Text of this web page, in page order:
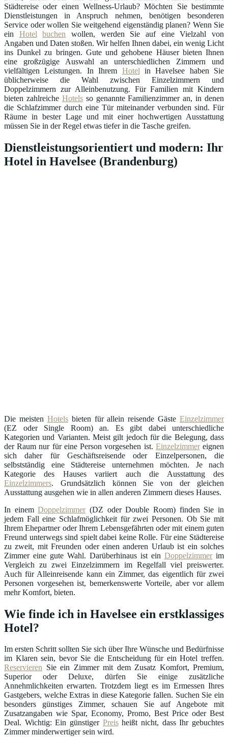
Städtereise oder einen Wellness-Urlaub? Möchten Sie bestimmte
Dienstleistungen in Anspruch nehmen, benötigen besonderen
Service oder wollen Sie weitgehend eigenständig planen? Wenn Sie
ein Hotel buchen wollen, werden Sie auf eine Vielzahl von
Angaben und Daten stoßen. Wir helfen Ihnen dabei, ein wenig Licht
ins Dunkel zu bringen. Gute und gehobene Häuser bieten Ihnen
eine großzügige Auswahl an unterschiedlichen Zimmern und
vielfältigen Leistungen. In Ihrem Hotel in Havelsee haben Sie
üblicherweise die Wahl zwischen Einzelzimmern und
Doppelzimmern zur Alleinbenutzung. Für Familien mit Kindern
bieten zahlreiche Hotelsso genannte Familienzimmer an, in denen
die Schlafzimmer durch eine Tür miteinander verbunden sind. Für
Räume in bester Lage und mit einer hochwertigen Ausstattung
müssen Sie in der Regel etwas tiefer in die Tasche greifen.
Dienstleistungsorientiert und modern: Ihr
Hotel in Havelsee (Brandenburg)
Die meisten Hotelsbieten für allein reisende Gäste Einzelzimmer
(EZ oder Single Room) an. Es gibt dabei unterschiedliche
Kategorien und Varianten. Meist gilt jedoch für die Belegung, dass
der Raum nur für eine Person vorgesehen ist. Einzelzimmereignen
sich daher für Geschäftsreisende oder Einzelpersonen, die
selbstständig eine Städtereise unternehmen möchten. Je nach
Kategorie des Hauses variiert auch die Ausstattung des
Einzelzimmers. Grundsätzlich können Sie von der gleichen
Ausstattung ausgehen wie in allen anderen Zimmern dieses Hauses.
In einemDoppelzimmer(DZ oder Double Room) finden Sie in
jedem Fall eine Schlafmöglichkeit für zwei Personen. Ob Sie mit
Ihrem Ehepartner oder Ihrem Lebensgefährten oder mit einem guten
Freund unterwegs sind spielt dabei keine Rolle. Für eine Städtereise
zu zweit, mit Freunden oder einen anderen Urlaub ist ein solches
Zimmer eine gute Wahl. Darüberhinaus ist ein Doppelzimmerim
Vergleich zu zwei Einzelzimmern im Regelfall viel preiswerter.
Auch für Alleinreisende kann ein Zimmer, das eigentlich für zwei
Personen vorgesehen ist, bemerkenswerte Vorteile, aber vor allem
mehr Komfort, bieten.
Wie finde ich in Havelsee ein erstklassiges
Hotel?
Im ersten Schritt sollten Sie sich über Ihre Wünsche und Bedürfnisse
im Klaren sein, bevor Sie die Entscheidung für ein Hotel treffen.
Reservieren Sie ein Zimmer mit dem Zusatz Komfort, Premium,
Superior oder Deluxe, dürfen Sie einige zusätzliche
Annehmlichkeiten erwarten. Trotzdem liegt es im Ermessen Ihres
Gastgebers, welche Extras in diese Kategorie fallen. Suchen Sie ein
besonders günstiges Zimmer, schauen Sie auf Angebote mit
Zusatzangaben wie Spar, Economy, Promo, Best Price oder Best
Deal. Wichtig: Ein günstiger Preisheißt nicht, dass Ihr gebuchtes
Zimmer minderwertiger sein wird.